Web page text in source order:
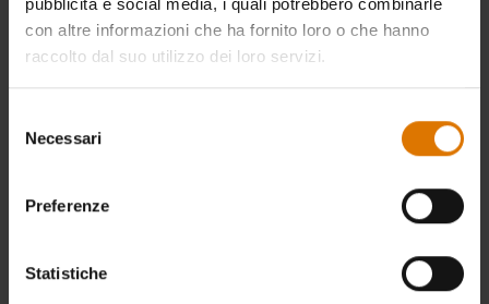
pubblicità e social media, i quali potrebbero combinarle
con altre informazioni che ha fornito loro o che hanno
raccolto dal suo utilizzo dei loro servizi.
delNecessari
Preferenze
Statistiche